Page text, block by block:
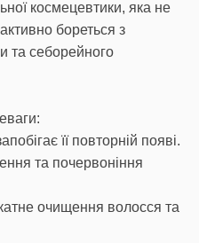
космецевтики, яка не
бореться з
та себорейного
її повторній появі.
та почервоніння
очищення волосся та